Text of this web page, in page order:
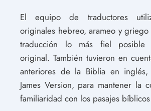
El equipo de traductores
originales hebreo, arameo y
traducción lo más fiel posible
original. También tuvieron en
anteriores de la Biblia en
James Version, para mantener la
familiaridad con los pasajes